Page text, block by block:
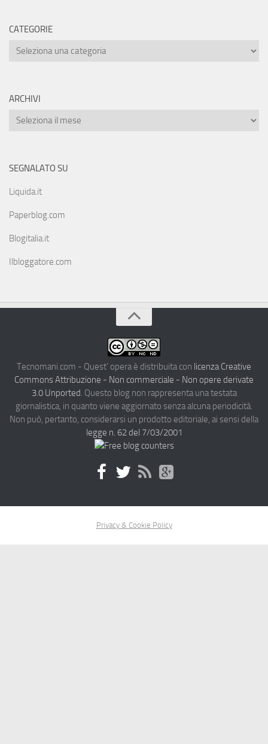
CATEGORIE
ARCHIVI
SEGNALATO SU
Liquida.it
Paperblog.com
Blogitalia.it
Ilbloggatore.com
Tecnomani.com - Quest' opera è distribuita con licenza Creative
Commons Attribuzione - Non commerciale - Non opere derivate
3.0 Unported. Questo blog non rappresenta una testata
giornalistica, in quanto viene aggiornato senza alcuna periodicità.
Non può, pertanto, considerarsi un prodotto editoriale, ai sensi della
legge n. 62 del 7/03/2001
Privacy & Cookie Policy